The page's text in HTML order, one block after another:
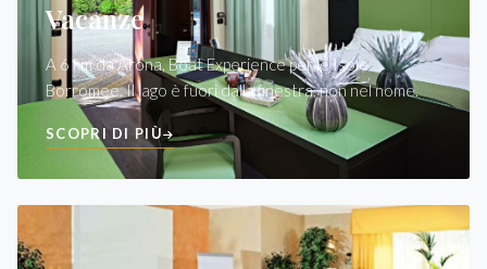
Vacanze
A 6 km da Arona, Boat Experience per le Isole
Borromee. Il lago è fuori dalla finestra, non nel nome.
SCOPRI DI PIÙ